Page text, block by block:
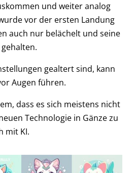
und weiter analog
vor der ersten Landung
auch nur belächelt und seine
gealtert sind, kann
Augen führen.
dass es sich meistens nicht
Technologie in Gänze zu
mit KI.